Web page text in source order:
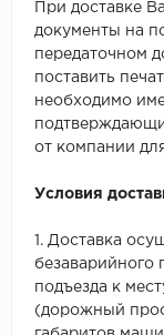
При доставке
документы на
передаточном
поставить
необходимо
от компании
Условия
1. Доставка
безаварийного
подъезда к
(дорожный